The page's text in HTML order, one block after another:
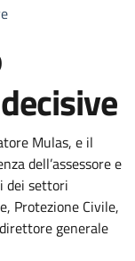
Mulas, e il
dell’assessore e
dei settori
Protezione Civile,
generale